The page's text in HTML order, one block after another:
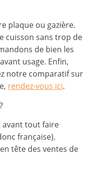
plaque ou gazière.
cuisson sans trop de
de bien les
usage. Enfin,
notre comparatif sur
rendez-vous ici.
avant tout faire
française).
tête des ventes de